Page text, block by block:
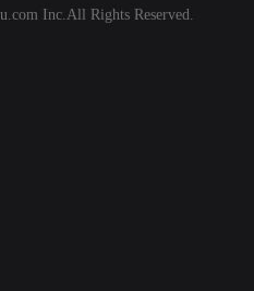
Inc.All Rights Reserved.